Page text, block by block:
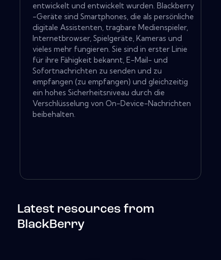
entwickelt und entwickelt wurden. Blackberry
-Geräte sind Smartphones, die als persönliche
digitale Assistenten, tragbare Medienspieler,
Internetbrowser, Spielgeräte, Kameras und
vieles mehr fungieren. Sie sind in erster Linie
für ihre Fähigkeit bekannt, E-Mail- und
Sofortnachrichten zu senden und zu
empfangen (zu empfangen) und gleichzeitig
ein hohes Sicherheitsniveau durch die
Verschlüsselung von On-Device-Nachrichten
beibehalten.
Latest resources from
BlackBerry